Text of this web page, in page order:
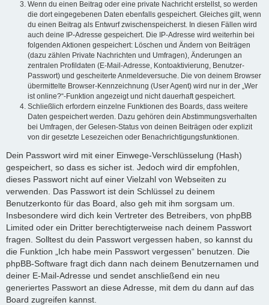
Wenn du einen Beitrag oder eine private Nachricht erstellst, so werden
die dort eingegebenen Daten ebenfalls gespeichert. Gleiches gilt, wenn
du einen Beitrag als Entwurf zwischenspeicherst. In diesen Fällen wird
auch deine IP-Adresse gespeichert. Die IP-Adresse wird weiterhin bei
folgenden Aktionen gespeichert: Löschen und Ändern von Beiträgen
(dazu zählen Private Nachrichten und Umfragen), Änderungen an
zentralen Profildaten (E-Mail-Adresse, Kontoaktivierung, Benutzer-
Passwort) und gescheiterte Anmeldeversuche. Die von deinem Browser
übermittelte Browser-Kennzeichnung (User Agent) wird nur in der „Wer
ist online?“-Funktion angezeigt und nicht dauerhaft gespeichert.
Schließlich erfordern einzelne Funktionen des Boards, dass weitere
Daten gespeichert werden. Dazu gehören dein Abstimmungsverhalten
bei Umfragen, der Gelesen-Status von deinen Beiträgen oder explizit
von dir gesetzte Lesezeichen oder Benachrichtigungsfunktionen.
Dein Passwort wird mit einer Einwege-Verschlüsselung (Hash)
gespeichert, so dass es sicher ist. Jedoch wird dir empfohlen,
dieses Passwort nicht auf einer Vielzahl von Webseiten zu
verwenden. Das Passwort ist dein Schlüssel zu deinem
Benutzerkonto für das Board, also geh mit ihm sorgsam um.
Insbesondere wird dich kein Vertreter des Betreibers, von phpBB
Limited oder ein Dritter berechtigterweise nach deinem Passwort
fragen. Solltest du dein Passwort vergessen haben, so kannst du
die Funktion „Ich habe mein Passwort vergessen“ benutzen. Die
phpBB-Software fragt dich dann nach deinem Benutzernamen und
deiner E-Mail-Adresse und sendet anschließend ein neu
generiertes Passwort an diese Adresse, mit dem du dann auf das
Board zugreifen kannst.